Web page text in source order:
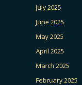
July 2025
June 2025
May 2025
April 2025
March 2025
February 2025